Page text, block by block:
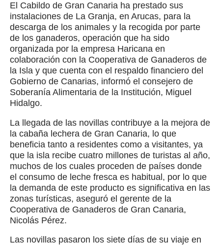
El Cabildo de Gran Canaria ha prestado sus
instalaciones de La Granja, en Arucas, para la
descarga de los animales y la recogida por parte
de los ganaderos, operación que ha sido
organizada por la empresa Haricana en
colaboración con la Cooperativa de Ganaderos de
la Isla y que cuenta con el respaldo financiero del
Gobierno de Canarias, informó el consejero de
Soberanía Alimentaria de la Institución, Miguel
Hidalgo.
La llegada de las novillas contribuye a la mejora de
la cabaña lechera de Gran Canaria, lo que
beneficia tanto a residentes como a visitantes, ya
que la isla recibe cuatro millones de turistas al año,
muchos de los cuales proceden de países donde
el consumo de leche fresca es habitual, por lo que
la demanda de este producto es significativa en las
zonas turísticas, aseguró el gerente de la
Cooperativa de Ganaderos de Gran Canaria,
Nicolás Pérez.
Las novillas pasaron los siete días de su viaje en